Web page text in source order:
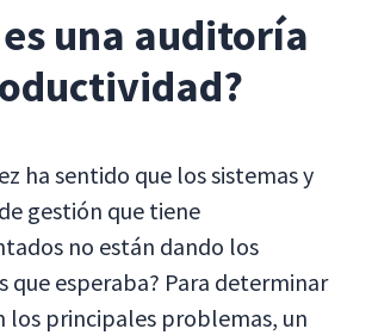
es una auditoría
ha sentido que los sistemas y
gestión que tiene
no están dando los
que esperaba? Para determinar
los principales problemas, un